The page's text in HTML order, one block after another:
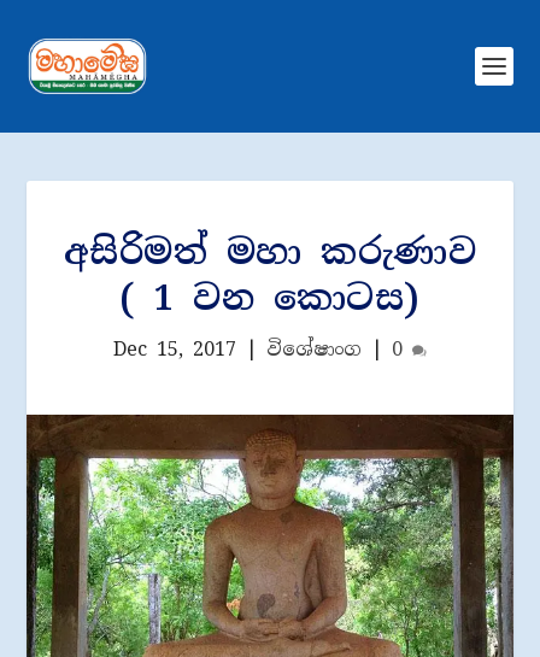
අසිරිමත් මහා කරුණාව
( 1 වන කොටස)
Dec 15, 2017 විශේෂාංග 0